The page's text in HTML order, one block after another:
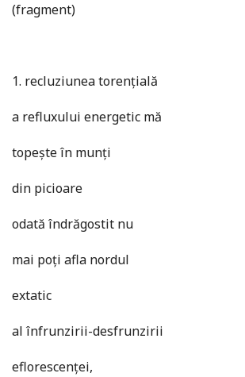
(fragment)
1. recluziunea torențială
a refluxului energetic mă
topește în munți
din picioare
odată îndrăgostit nu
mai poți afla nordul
extatic
al înfrunzirii-desfrunzirii
eflorescenței,